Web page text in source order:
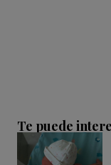
Te puede